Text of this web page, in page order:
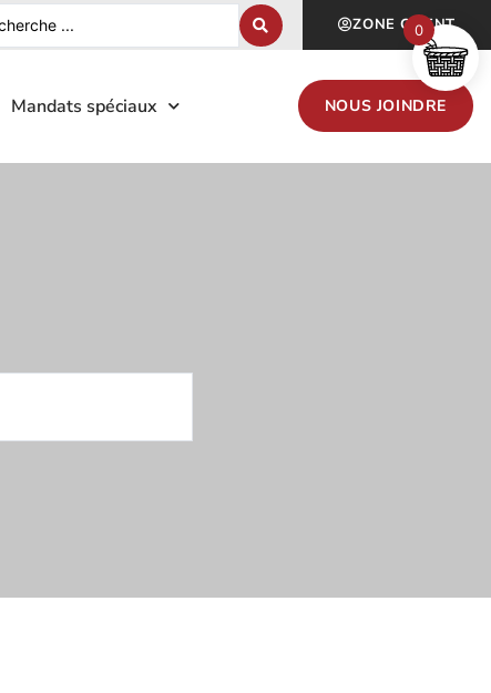
ZONE CLIENT
Mandats spéciaux NOUS JOINDRE
0